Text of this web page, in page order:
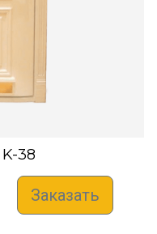
K-38
Заказать